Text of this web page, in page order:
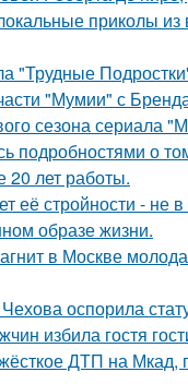
приколы
"Трудные
"Мумии" с
сезона сериала
подробностями о
20 лет работы.
её стройности -
образе жизни.
в Москве
оспорила
избила гостя
ДТП на